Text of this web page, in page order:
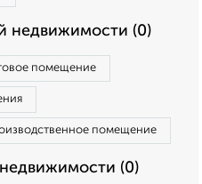
недвижимости (0)
помещение
помещение
(0)